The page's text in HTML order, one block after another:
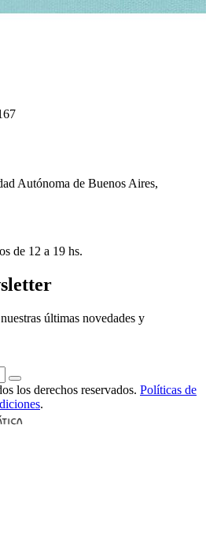
Autónoma de Buenos Aires,
de 12 a 19 hs.
últimas novedades y
los derechos reservados. Políticas de
.